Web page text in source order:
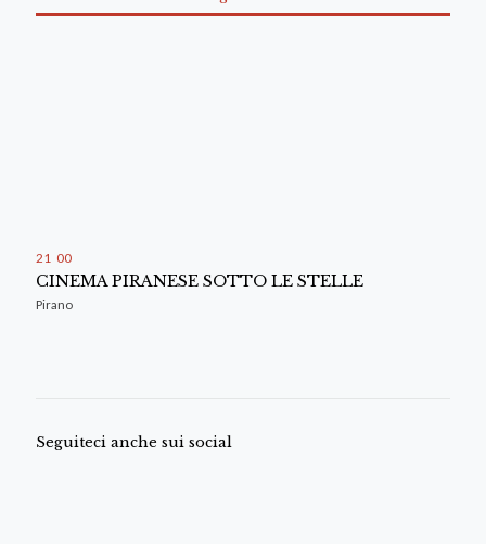
21 00
CINEMA PIRANESE SOTTO LE STELLE
Pirano
Seguiteci anche sui social